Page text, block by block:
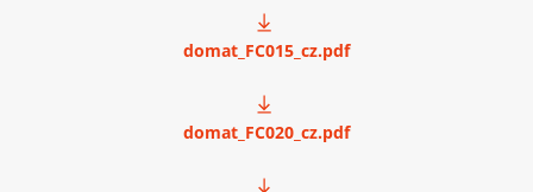
domat_FC015_cz.pdf
domat_FC020_cz.pdf